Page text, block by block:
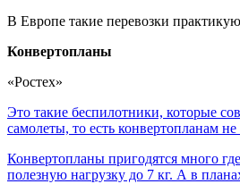
В Европе такие перевозки
Конвертопланы
«Ростех»
Это такие беспилотники, которые
самолеты, то есть конвертопланам
Конвертопланы пригодятся много
полезную нагрузку до 7 кг. А в